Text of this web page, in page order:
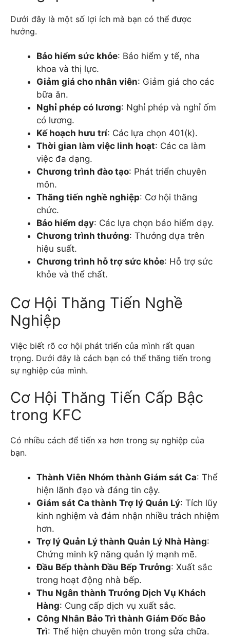
Dưới đây là một số lợi ích mà bạn có thể được
hưởng.
Bảo hiểm sức khỏe: Bảo hiểm y tế, nha
khoa và thị lực.
Giảm giá cho nhân viên: Giảm giá cho các
bữa ăn.
Nghỉ phép có lương: Nghỉ phép và nghỉ ốm
có lương.
Kế hoạch hưu trí: Các lựa chọn 401(k).
Thời gian làm việc linh hoạt: Các ca làm
việc đa dạng.
Chương trình đào tạo: Phát triển chuyên
môn.
Thăng tiến nghề nghiệp: Cơ hội thăng
chức.
Bảo hiểm dạy: Các lựa chọn bảo hiểm dạy.
Chương trình thưởng: Thưởng dựa trên
hiệu suất.
Chương trình hỗ trợ sức khỏe: Hỗ trợ sức
khỏe và thể chất.
Cơ Hội Thăng Tiến Nghề
Nghiệp
Việc biết rõ cơ hội phát triển của mình rất quan
trọng. Dưới đây là cách bạn có thể thăng tiến trong
sự nghiệp của mình.
Cơ Hội Thăng Tiến Cấp Bậc
trong KFC
Có nhiều cách để tiến xa hơn trong sự nghiệp của
bạn.
Thành Viên Nhóm thành Giám sát Ca: Thể
hiện lãnh đạo và đáng tin cậy.
Giám sát Ca thành Trợ lý Quản Lý: Tích lũy
kinh nghiệm và đảm nhận nhiều trách nhiệm
hơn.
Trợ lý Quản Lý thành Quản Lý Nhà Hàng:
Chứng minh kỹ năng quản lý mạnh mẽ.
Đầu Bếp thành Đầu Bếp Trưởng: Xuất sắc
trong hoạt động nhà bếp.
Thu Ngân thành Trưởng Dịch Vụ Khách
Hàng: Cung cấp dịch vụ xuất sắc.
Công Nhân Bảo Trì thành Giám Đốc Bảo
Trì: Thể hiện chuyên môn trong sửa chữa.